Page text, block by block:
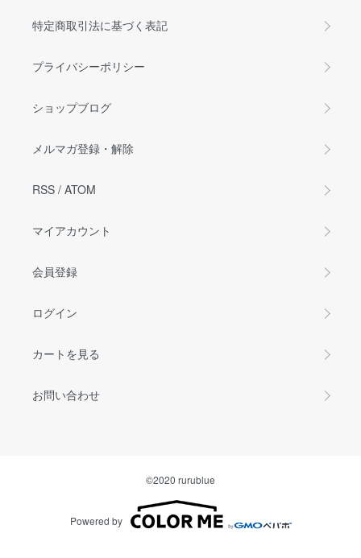
特定商取引法に基づく表記
プライバシーポリシー
ショップブログ
メルマガ登録・解除
RSS / ATOM
マイアカウント
会員登録
ログイン
カートを見る
お問い合わせ
©2020 rurublue
Powered by